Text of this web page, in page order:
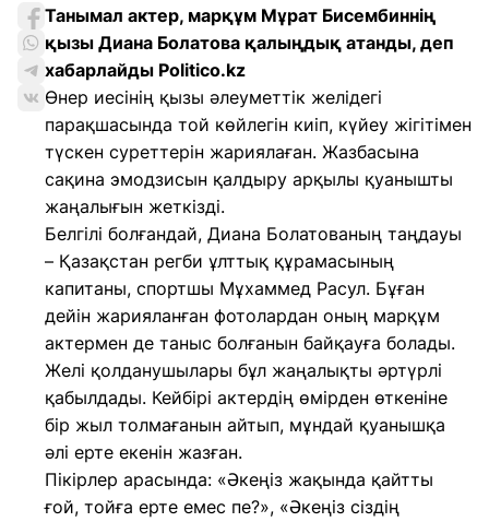
Танымал актер, марқұм Мұрат Бисембиннің
қызы Диана Болатова қалыңдық атанды, деп
хабарлайды Politico.kz
Өнер иесінің қызы әлеуметтік желідегі
парақшасында той көйлегін киіп, күйеу жігітімен
түскен суреттерін жариялаған. Жазбасына
сақина эмодзисын қалдыру арқылы қуанышты
жаңалығын жеткізді.
Белгілі болғандай, Диана Болатованың таңдауы
– Қазақстан регби ұлттық құрамасының
капитаны, спортшы Мұхаммед Расул. Бұған
дейін жарияланған фотолардан оның марқұм
актермен де таныс болғанын байқауға болады.
Желі қолданушылары бұл жаңалықты әртүрлі
қабылдады. Кейбірі актердің өмірден өткеніне
бір жыл толмағанын айтып, мұндай қуанышқа
әлі ерте екенін жазған.
Пікірлер арасында: «Әкеңіз жақында қайтты
ғой, тойға ерте емес пе?», «Әкеңіз сіздің